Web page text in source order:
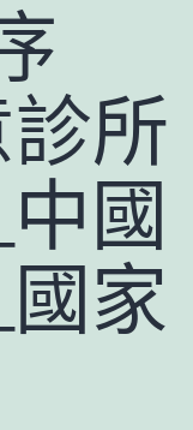
所
國
家